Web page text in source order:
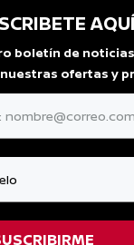
boletín de
ofertas y